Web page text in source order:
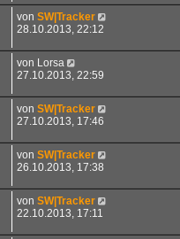
von SW|Tracker
28.10.2013, 22:12
von Lorsa
27.10.2013, 22:59
von SW|Tracker
27.10.2013, 17:46
von SW|Tracker
26.10.2013, 17:38
von SW|Tracker
22.10.2013, 17:11